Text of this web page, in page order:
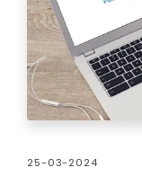
25-03-2024